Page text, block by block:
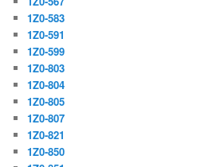
1Z0-583
1Z0-591
1Z0-599
1Z0-803
1Z0-804
1Z0-805
1Z0-807
1Z0-821
1Z0-850